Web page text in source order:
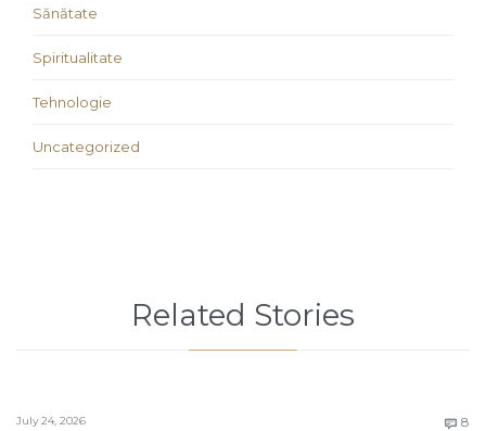
Sănătate
Spiritualitate
Tehnologie
Uncategorized
Related Stories
July 24, 2026  8